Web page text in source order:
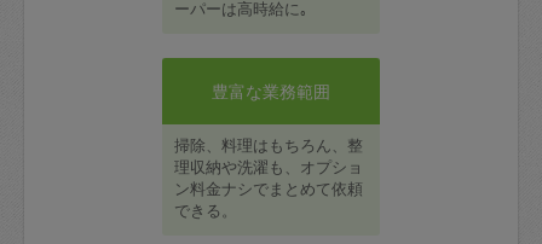
ーパーは高時給に｡
豊富な業務範囲
掃除、料理はもちろん、整
理収納や洗濯も、オプショ
ン料金ナシでまとめて依頼
できる。